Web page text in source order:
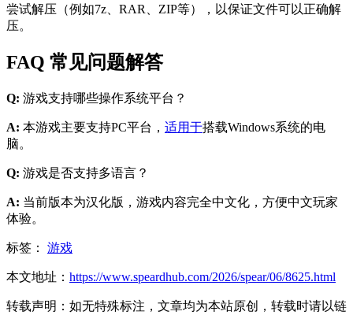
尝试解压（例如7z、RAR、ZIP等），以保证文件可以正确解
压。
FAQ 常见问题解答
Q: 游戏支持哪些操作系统平台？
A: 本游戏主要支持PC平台， 适用于搭载Windows系统的电
脑。
Q: 游戏是否支持多语言？
A: 当前版本为汉化版，游戏内容完全中文化，方便中文玩家
体验。
标签： 游戏
本文地址： https://www.speardhub.com/2026/spear/06/8625.html
转载声明： 如无特殊标注，文章均为本站原创，转载时请以链